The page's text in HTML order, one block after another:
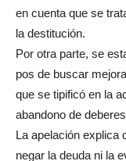
en cuenta que se
la destitución.
Por otra parte, se
pos de buscar
que se tipificó en la
abandono de
La apelación explica
negar la deuda ni la